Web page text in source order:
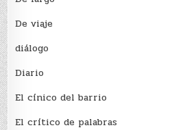
De viaje
diálogo
Diario
El cínico del barrio
El crí­tico de palabras